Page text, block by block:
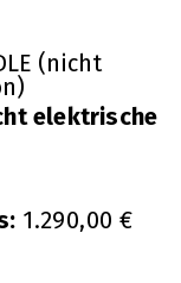
elektrische
1.290,00 €